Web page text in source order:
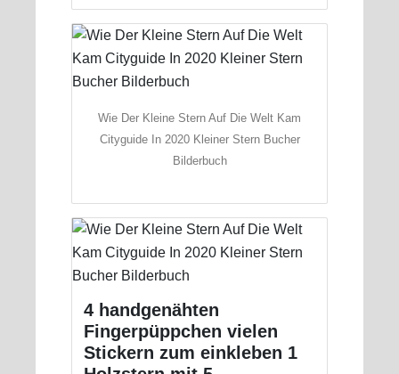
Wie Der Kleine Stern Auf Die Welt Kam
Cityguide In 2020 Kleiner Stern Bucher
Bilderbuch
4 handgenähten
Fingerpüppchen vielen
Stickern zum einkleben 1